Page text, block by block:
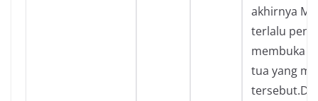
akhirnya
terlalu
membuka
tua yang
tersebut.Di